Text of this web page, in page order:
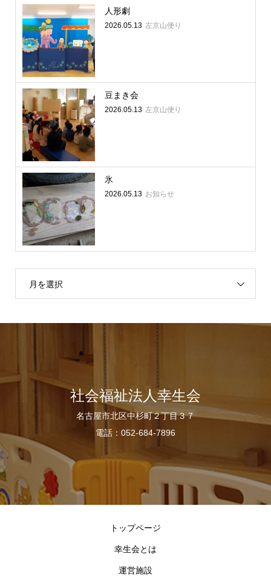
人形劇
2026.05.13 左京山便り
豆まき会
2026.05.13 左京山便り
氷
2026.05.13 お知らせ
月を選択
社会福祉法人幸生会
名古屋市北区中杉町２丁目３７
電話：052-684-7896
トップページ
幸生会とは
運営施設